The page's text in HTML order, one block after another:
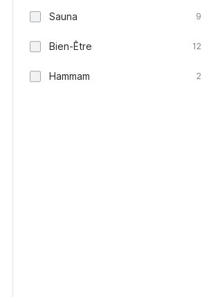
Sauna 9
Bien-Être 12
Hammam 2